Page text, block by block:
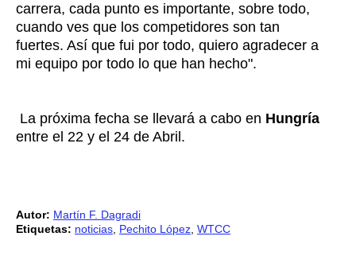
carrera, cada punto es importante, sobre todo,
cuando ves que los competidores son tan
fuertes. Así que fui por todo, quiero agradecer a
mi equipo por todo lo que han hecho".
La próxima fecha se llevará a cabo en Hungría
entre el 22 y el 24 de Abril.
Autor: Martín F. Dagradi
Etiquetas: noticias, Pechito López, WTCC